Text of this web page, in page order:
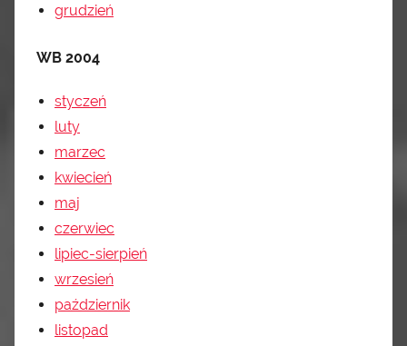
grudzień
WB 2004
styczeń
luty
marzec
kwiecień
maj
czerwiec
lipiec-sierpień
wrzesień
październik
listopad